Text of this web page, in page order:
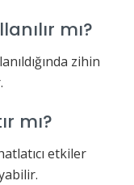
mı?
zihin
mı?
etkiler